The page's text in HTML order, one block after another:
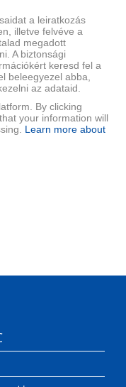
a leiratkozás
illetve felvéve a
megadott
A biztonsági
keresd fel a
beleegyezel abba,
az adataid.
By clicking
your information will
Learn more about
hivatkozás)
hivatkozás)